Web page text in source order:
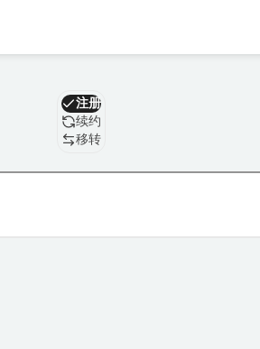
域名注册
续约
移转